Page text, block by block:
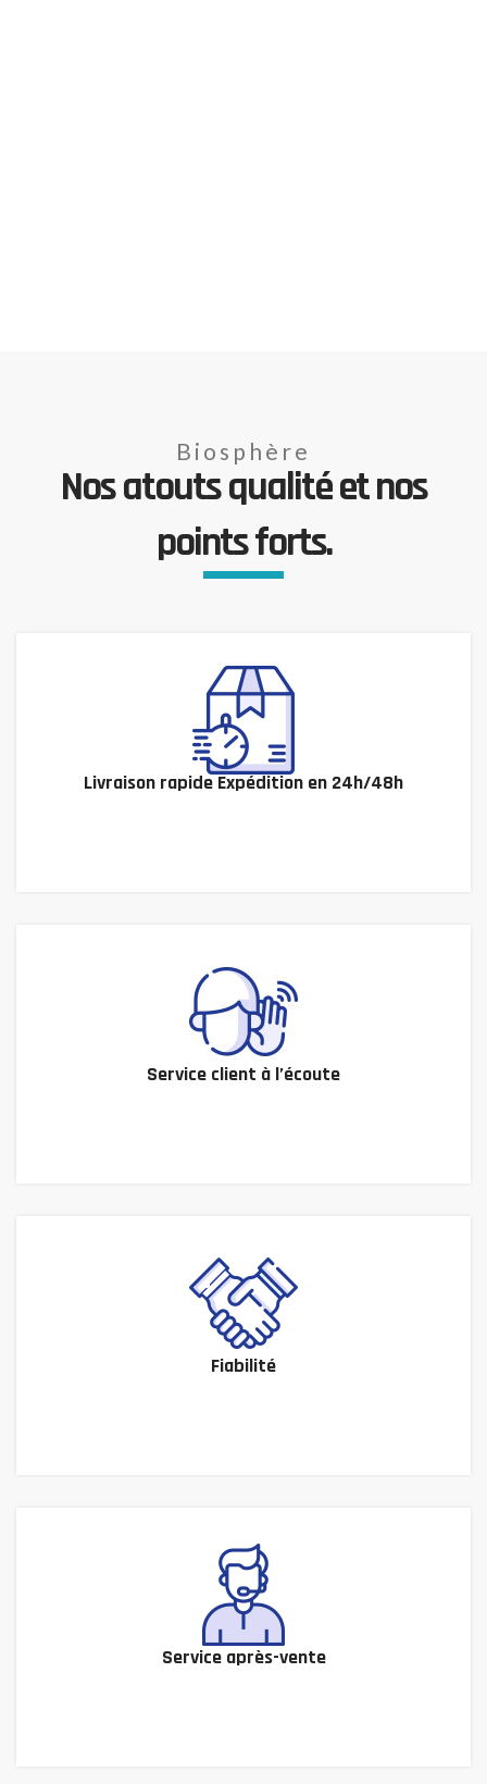
Biosphère
Nos atouts qualité et nos
points forts.
Livraison rapide Expédition en 24h/48h
Service client à l’écoute
Fiabilité
Service après-vente